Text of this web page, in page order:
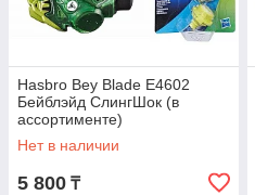
Hasbro Bey Blade E4602
Бейблэйд СлингШок (в
ассортименте)
Нет в наличии
5 800 ₸